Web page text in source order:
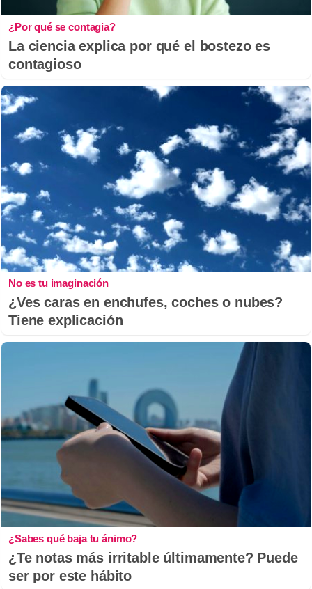
¿Por qué se contagia?
La ciencia explica por qué el bostezo es
contagioso
No es tu imaginación
¿Ves caras en enchufes, coches o nubes?
Tiene explicación
¿Sabes qué baja tu ánimo?
¿Te notas más irritable últimamente? Puede
ser por este hábito